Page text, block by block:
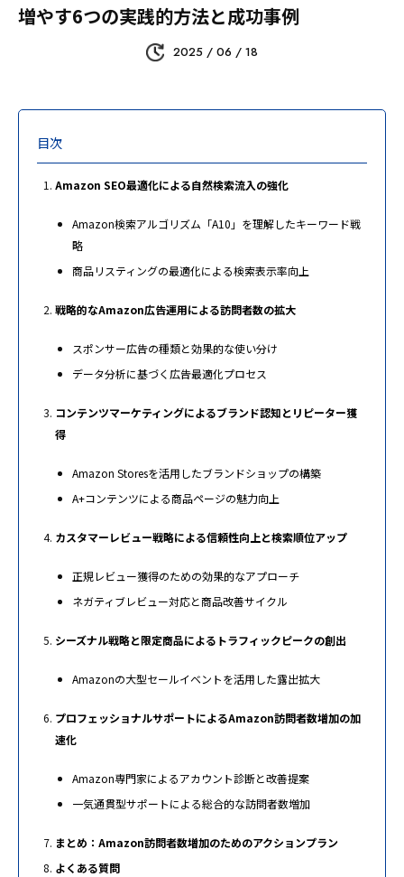
増やす6つの実践的方法と成功事例
2025 / 06 / 18
目次
Amazon SEO最適化による自然検索流入の強化
Amazon検索アルゴリズム「A10」を理解したキーワード戦
略
商品リスティングの最適化による検索表示率向上
戦略的なAmazon広告運用による訪問者数の拡大
スポンサー広告の種類と効果的な使い分け
データ分析に基づく広告最適化プロセス
コンテンツマーケティングによるブランド認知とリピーター獲
得
Amazon Storesを活用したブランドショップの構築
A+コンテンツによる商品ページの魅力向上
カスタマーレビュー戦略による信頼性向上と検索順位アップ
正規レビュー獲得のための効果的なアプローチ
ネガティブレビュー対応と商品改善サイクル
シーズナル戦略と限定商品によるトラフィックピークの創出
Amazonの大型セールイベントを活用した露出拡大
プロフェッショナルサポートによるAmazon訪問者数増加の加
速化
Amazon専門家によるアカウント診断と改善提案
一気通貫型サポートによる総合的な訪問者数増加
まとめ：Amazon訪問者数増加のためのアクションプラン
よくある質問